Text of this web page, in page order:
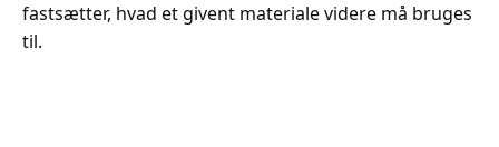
fastsætter, hvad et givent materiale videre må bruges
til.